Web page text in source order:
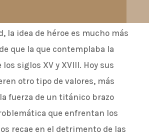
la idea de héroe es mucho más
que la que contemplaba la
siglos XV y XVIII. Hoy sus
otro tipo de valores, más
fuerza de un titánico brazo
que enfrentan los
recae en el detrimento de las